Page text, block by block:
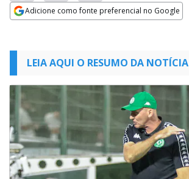
Adicione como fonte preferencial no Google
LEIA AQUI O RESUMO DA NOTÍCIA